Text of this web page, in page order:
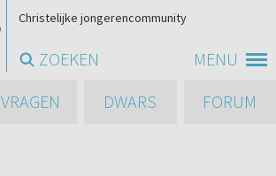
MENU
Christelijke jongerencommunity
ZOEKEN
VRAGEN DWARS FORUM